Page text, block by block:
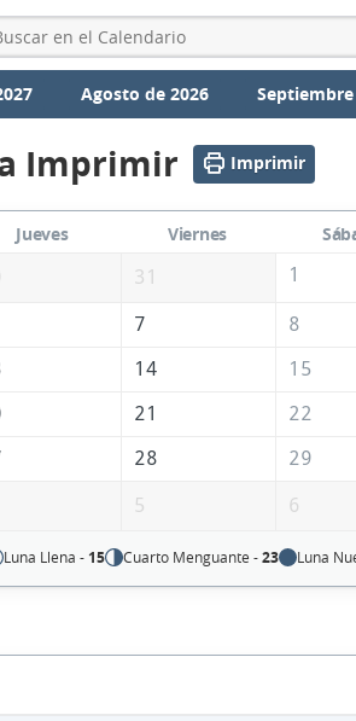
Agosto de 2026
Imprimir Imprimir
Jueves Viernes
31 1
7
8
14
15
21
22
28
29
5 6
Luna Llena - 15 Cuarto Menguante -23 Luna